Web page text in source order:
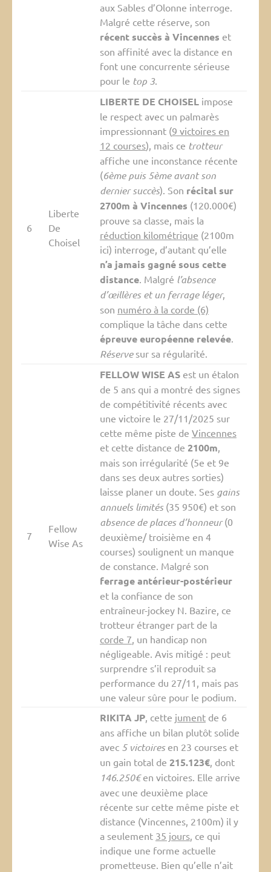
aux Sables d’Olonne interroge.
Malgré cette réserve, son
récent succès à Vincennes et
son affinité avec la distance en
font une concurrente sérieuse
pour le top 3.
6
Liberte
De
Choisel
LIBERTE DE CHOISELimpose
le respect avec un palmarès
impressionnant (9 victoires en
12 courses), mais ce trotteur
affiche une inconstance récente
(6ème puis 5ème avant son
dernier succès). Son récital sur
2700m à Vincennes (120.000€)
prouve sa classe, mais la
réduction kilométrique (2100m
ici) interroge, d’autant qu’elle
n’a jamais gagné sous cette
distance. Malgré l’absence
d’œillères et un ferrage léger,
son numéro à la corde (6)
complique la tâche dans cette
épreuve européenne relevée.
Réservesur sa régularité.
7
Fellow
Wise As
FELLOW WISE ASest un étalon
de 5 ans qui a montré des signes
de compétitivité récents avec
une victoire le 27/11/2025 sur
cette même piste de Vincennes
et cette distance de 2100m,
mais son irrégularité (5e et 9e
dans ses deux autres sorties)
laisse planer un doute. Ses gains
annuels limités(35 950€) et son
absence de places d’honneur(0
deuxième/ troisième en 4
courses) soulignent un manque
de constance. Malgré son
ferrage antérieur-postérieur
et la confiance de son
entraîneur-jockey N. Bazire, ce
trotteur étranger part de la
corde 7, un handicap non
négligeable. Avis mitigé : peut
surprendre s’il reproduit sa
performance du 27/11, mais pas
une valeur sûre pour le podium.
RIKITA JP, cette jumentde 6
ans affiche un bilan plutôt solide
avec 5 victoiresen 23 courses et
un gain total de 215.123€, dont
146.250€en victoires. Elle arrive
avec une deuxième place
récente sur cette même piste et
distance (Vincennes, 2100m) il y
a seulement 35 jours, ce qui
indique une forme actuelle
prometteuse. Bien qu’elle n’ait